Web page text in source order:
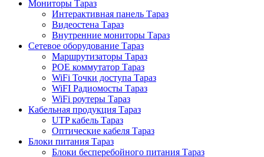
Мониторы Тараз
Интерактивная панель Тараз
Видеостена Тараз
Внутренние мониторы Тараз
Сетевое оборудование Тараз
Маршрутизаторы Тараз
POE коммутатор Тараз
WiFi Точки доступа Тараз
WiFI Радиомосты Тараз
WiFi роутеры Тараз
Кабельная продукция Тараз
UTP кабель Тараз
Оптические кабеля Тараз
Блоки питания Тараз
Блоки бесперебойного питания Тараз